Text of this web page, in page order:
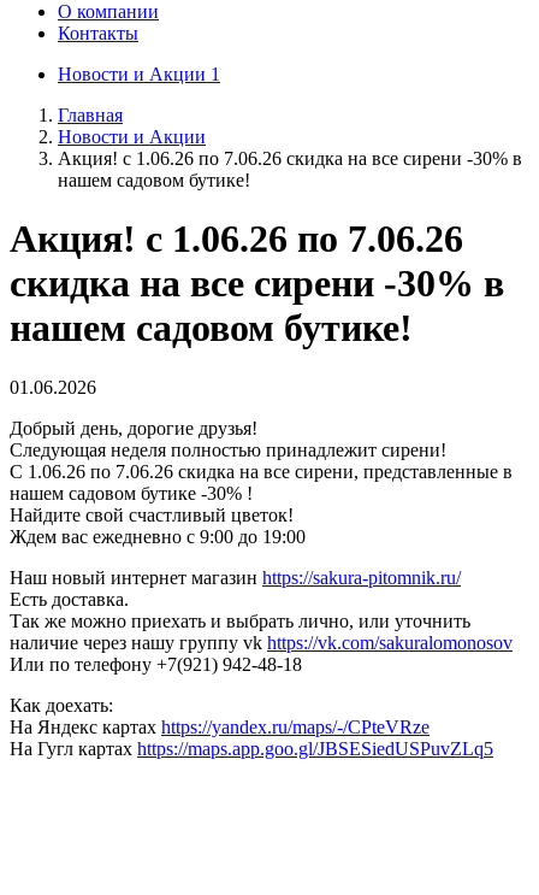
О компании
Контакты
Новости и Акции 1
Главная
Новости и Акции
Акция! с 1.06.26 по 7.06.26 скидка на все сирени -30% в
нашем садовом бутике!
Акция! с 1.06.26 по 7.06.26
скидка на все сирени -30% в
нашем садовом бутике!
01.06.2026
Добрый день, дорогие друзья!
Следующая неделя полностью принадлежит сирени!
С 1.06.26 по 7.06.26 скидка на все сирени, представленные в
нашем садовом бутике -30% !
Найдите свой счастливый цветок!
Ждем вас ежедневно с 9:00 до 19:00
Наш новый интернет магазин https://sakura-pitomnik.ru/
Есть доставка.
Так же можно приехать и выбрать лично, или уточнить
наличие через нашу группу vk https://vk.com/sakuralomonosov
Или по телефону +7(921) 942-48-18
Как доехать:
На Яндекс картах https://yandex.ru/maps/-/CPteVRze
На Гугл картах https://maps.app.goo.gl/JBSESiedUSPuvZLq5